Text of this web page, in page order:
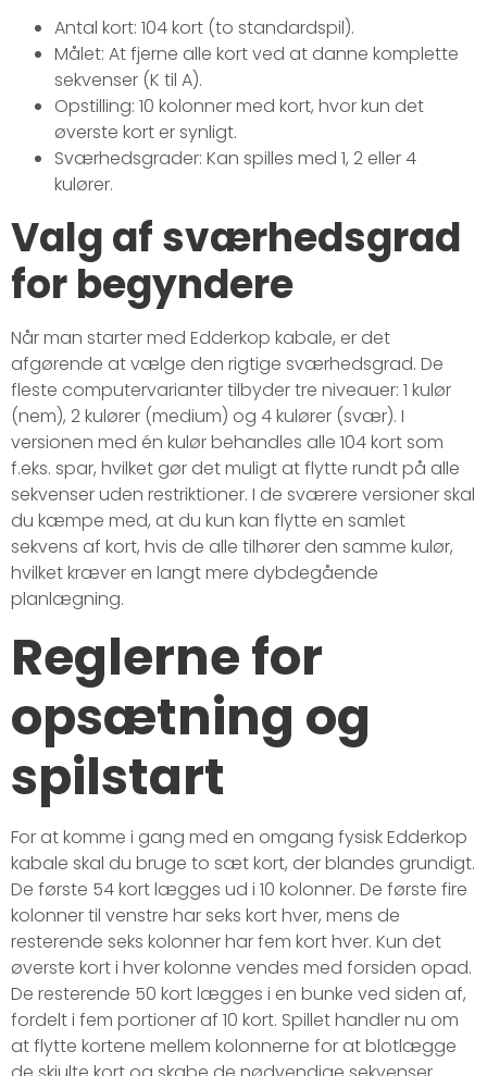
Antal kort: 104 kort (to standardspil).
Målet: At fjerne alle kort ved at danne komplette
sekvenser (K til A).
Opstilling: 10 kolonner med kort, hvor kun det
øverste kort er synligt.
Sværhedsgrader: Kan spilles med 1, 2 eller 4
kulører.
Valg af sværhedsgrad
for begyndere
Når man starter med Edderkop kabale, er det
afgørende at vælge den rigtige sværhedsgrad. De
fleste computervarianter tilbyder tre niveauer: 1 kulør
(nem), 2 kulører (medium) og 4 kulører (svær). I
versionen med én kulør behandles alle 104 kort som
f.eks. spar, hvilket gør det muligt at flytte rundt på alle
sekvenser uden restriktioner. I de sværere versioner skal
du kæmpe med, at du kun kan flytte en samlet
sekvens af kort, hvis de alle tilhører den samme kulør,
hvilket kræver en langt mere dybdegående
planlægning.
Reglerne for
opsætning og
spilstart
For at komme i gang med en omgang fysisk Edderkop
kabale skal du bruge to sæt kort, der blandes grundigt.
De første 54 kort lægges ud i 10 kolonner. De første fire
kolonner til venstre har seks kort hver, mens de
resterende seks kolonner har fem kort hver. Kun det
øverste kort i hver kolonne vendes med forsiden opad.
De resterende 50 kort lægges i en bunke ved siden af,
fordelt i fem portioner af 10 kort. Spillet handler nu om
at flytte kortene mellem kolonnerne for at blotlægge